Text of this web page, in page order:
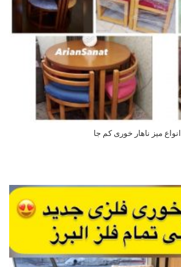
انواع میز ناهار خوری کم جا
اطلاعات بیشتر